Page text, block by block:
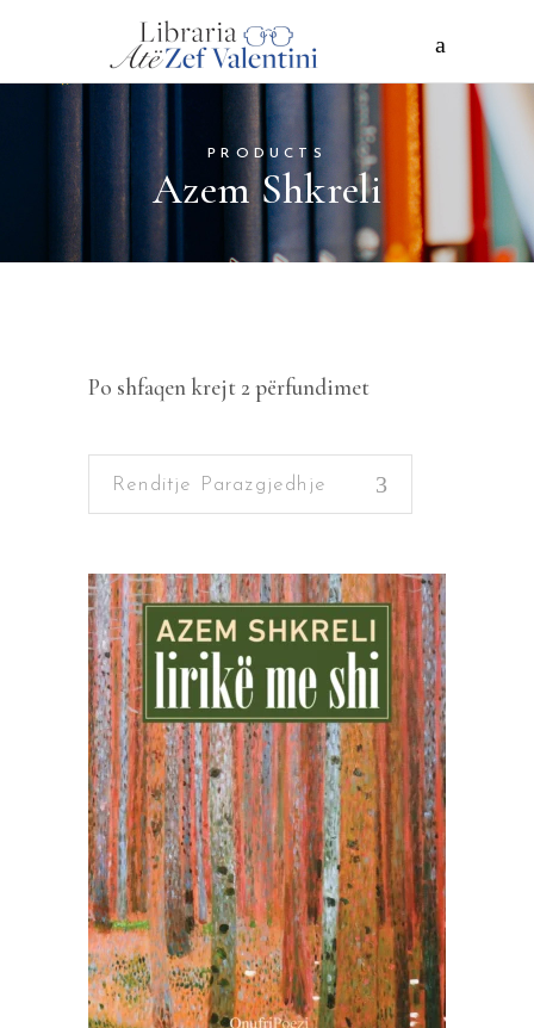
PRODUCTS
Azem Shkreli
Po shfaqen krejt 2 përfundimet
Renditje Parazgjedhje
SHTOJE NË SHPORTË